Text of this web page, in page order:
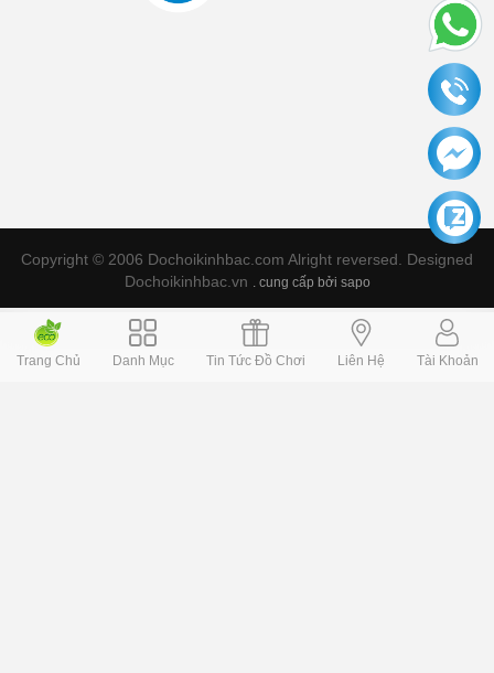
Copyright © 2006 Dochoikinhbac.com Alright reversed. Designed
Dochoikinhbac.vn . cung cấp bởi sapo
Trang Chủ Danh Mục Tin Tức Đồ Chơi Liên Hệ Tài Khoản